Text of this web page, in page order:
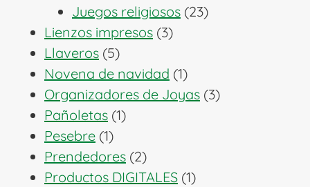
productos
Juegos religiosos 2323
Lienzos impresos 33
Llaveros 55
productos
Novena de navidad 11
producto
Organizadores de Joyas 33
Pañoletas 11
Pesebre 11
producto
Prendedores 22
productos
Productos DIGITALES 11